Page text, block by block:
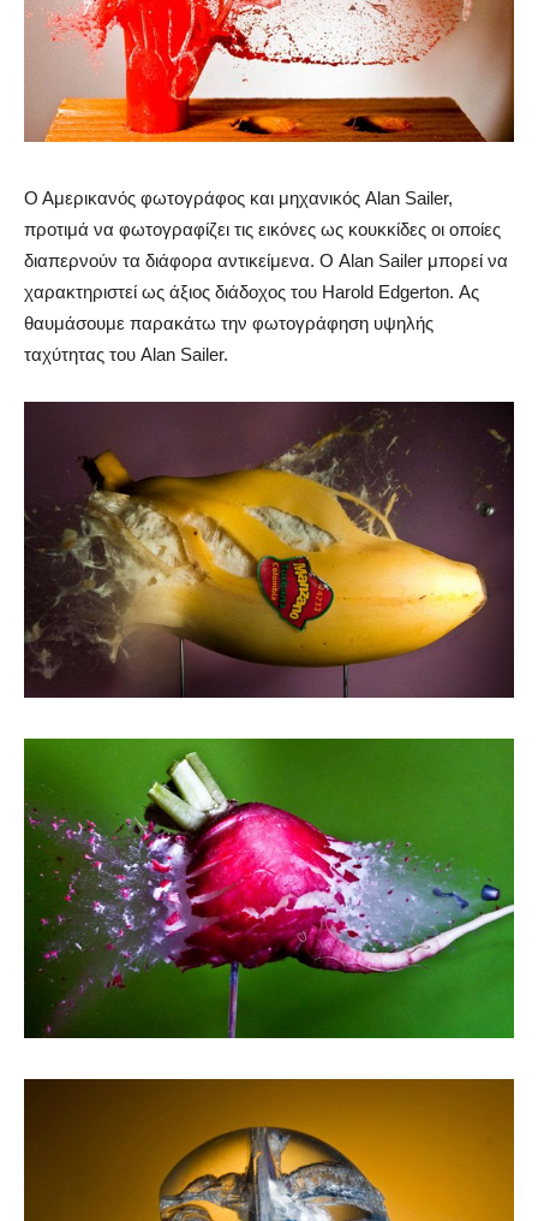
Ο Αμερικανός φωτογράφος και μηχανικός Alan Sailer,
προτιμά να φωτογραφίζει τις εικόνες ως κουκκίδες οι οποίες
διαπερνούν τα διάφορα αντικείμενα. Ο Alan Sailer μπορεί να
χαρακτηριστεί ως άξιος διάδοχος του Harold Edgerton. Ας
θαυμάσουμε παρακάτω την φωτογράφηση υψηλής
ταχύτητας του Alan Sailer.